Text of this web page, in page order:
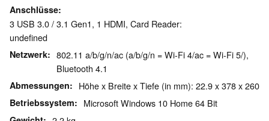
Anschlüsse
3 USB 3.0 / 3.1 Gen1, 1 HDMI, Card Reader:
undefined
Netzwerk
802.11 a/b/g/n/ac (a/b/g/n = Wi-Fi 4/ac = Wi-Fi 5/),
Bluetooth 4.1
Abmessungen Höhe x Breite x Tiefe (in mm): 22.9 x 378 x 260
Betriebssystem Microsoft Windows 10 Home 64 Bit